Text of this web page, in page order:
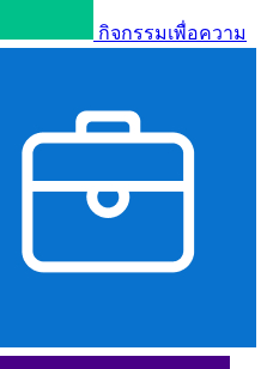
กิจกรรมเพื่อความ